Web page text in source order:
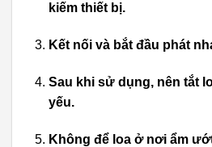
kiếm thiết bị.
Kết nối và bắt đầu phát
Sau khi sử dụng, nên tắt
yếu.
Không để loa ở nơi ẩm